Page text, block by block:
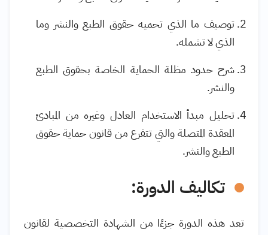
توصيف ما الذي تحميه حقوق الطبع والنشر وما
الذي لا تشمله.
شرح حدود مظلة الحماية الخاصة بحقوق الطبع
والنشر.
تحليل مبدأ الاستخدام العادل وغيره من المبادئ
المعقدة المتصلة والتي تتفرع من قانون حماية حقوق
الطبع والنشر.
تكاليف الدورة:
تعد هذه الدورة جزءًا من الشهادة التخصصية لقانون